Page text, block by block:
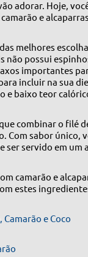
adorar. Hoje,
e
melhores
não possui
importantes
incluir na sua
e baixo teor
combinar o filé
Com sabor único,
ser servido em um
camarão e
estes
e Coco